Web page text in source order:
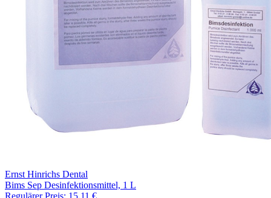
Ernst Hinrichs Dental
Bims Sep Desinfektionsmittel, 1 L